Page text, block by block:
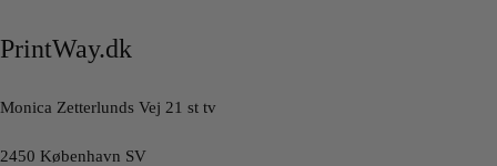
PrintWay.dk
Monica Zetterlunds Vej 21 st tv
2450 København SV